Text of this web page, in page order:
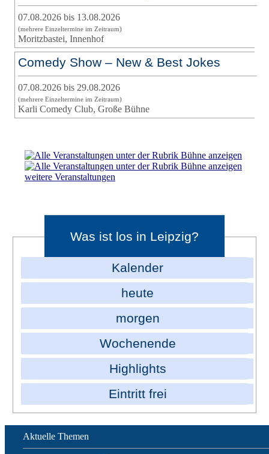
07.08.2026 bis 13.08.2026
(mehrere Einzeltermine im Zeitraum)
Moritzbastei, Innenhof
Comedy Show – New & Best Jokes
07.08.2026 bis 29.08.2026
(mehrere Einzeltermine im Zeitraum)
Karli Comedy Club, Große Bühne
weitere Veranstaltungen
Was ist los in Leipzig?
Kalender
heute
morgen
Wochenende
Highlights
Eintritt frei
Aktuelle Themen